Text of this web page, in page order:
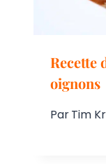
Recette
oignons
ParTim